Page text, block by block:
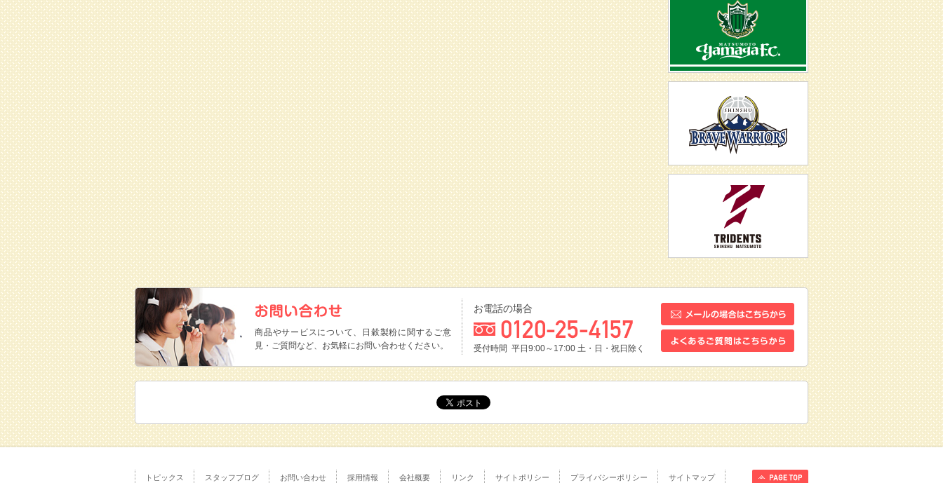
商品やサービスについて、日穀製粉に関するご意
見・ご質問など、お気軽にお問い合わせください。
お電話の場合
受付時間 平日9:00～17:00 土・日・祝日除く
トピックス スタッフブログ お問い合わせ 採用情報 会社概要 リンク サイトポリシー プライバシーポリシー サイトマップ